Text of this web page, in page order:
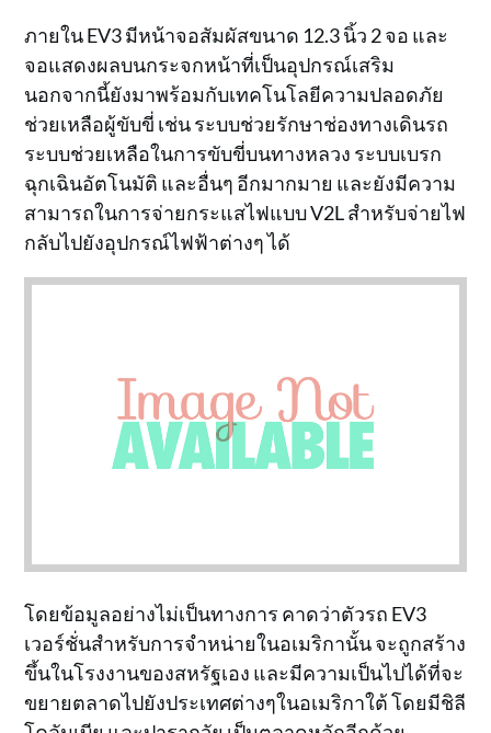
ภายใน EV3 มีหน้าจอสัมผัสขนาด 12.3 นิ้ว 2 จอ และ
จอแสดงผลบนกระจกหน้าที่เป็นอุปกรณ์เสริม
นอกจากนี้ยังมาพร้อมกับเทคโนโลยีความปลอดภัย
ช่วยเหลือผู้ขับขี่ เช่น ระบบช่วยรักษาช่องทางเดินรถ
ระบบช่วยเหลือในการขับขี่บนทางหลวง ระบบเบรก
ฉุกเฉินอัตโนมัติ และอื่นๆ อีกมากมาย และยังมีความ
สามารถในการจ่ายกระแสไฟแบบ V2L สำหรับจ่ายไฟ
กลับไปยังอุปกรณ์ไฟฟ้าต่างๆ ได้
โดยข้อมูลอย่างไม่เป็นทางการ คาดว่าตัวรถ EV3
เวอร์ชั่นสำหรับการจำหน่ายในอเมริกานั้น จะถูกสร้าง
ขึ้นในโรงงานของสหรัฐเอง และมีความเป็นไปได้ที่จะ
ขยายตลาดไปยังประเทศต่างๆในอเมริกาใต้ โดยมีชิลี